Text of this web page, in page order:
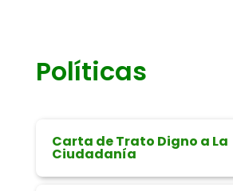
Políticas
Carta de Trato Digno a La
Ciudadanía